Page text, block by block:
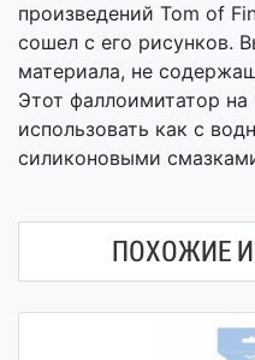
произведений Tom of
сошел с его рисунков.
материала, не
Этот фаллоимитатор
использовать как с
силиконовыми
ПОХОЖИЕ